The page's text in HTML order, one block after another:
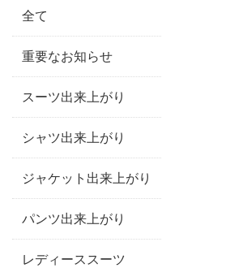
全て
重要なお知らせ
スーツ出来上がり
シャツ出来上がり
ジャケット出来上がり
パンツ出来上がり
レディーススーツ